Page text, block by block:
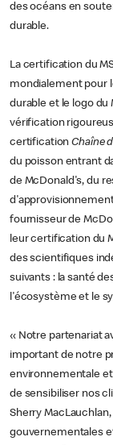
des océans en
La certification du
mondialement pour
durable et le logo du
vérification
certificationChaîne
du poisson entrant
de McDonald's, du
fournisseur de
leur certification du
des scientifiques
suivants : la santé
l'écosystème et le
« Notre partenariat
important de notre
environnementale
de sensibiliser nos
Sherry
gouvernementales